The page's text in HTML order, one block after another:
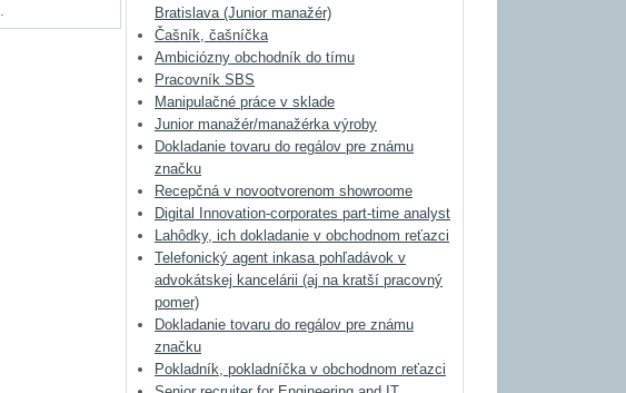
Bratislava (Junior manažér)
Čašník, čašníčka
Ambiciózny obchodník do tímu
Pracovník SBS
Manipulačné práce v sklade
Junior manažér/manažérka výroby
Dokladanie tovaru do regálov pre známu
značku
Recepčná v novootvorenom showroome
Digital Innovation-corporates part-time analyst
Lahôdky, ich dokladanie v obchodnom reťazci
Telefonický agent inkasa pohľadávok v
advokátskej kancelárii (aj na kratší pracovný
pomer)
Dokladanie tovaru do regálov pre známu
značku
Pokladník, pokladníčka v obchodnom reťazci